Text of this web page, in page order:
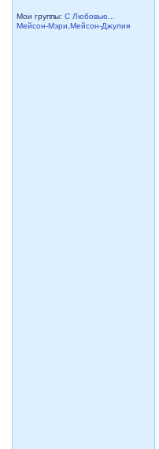
Мои группы:С Любовью...
Мейсон-Мэри,Мейсон-Джулия